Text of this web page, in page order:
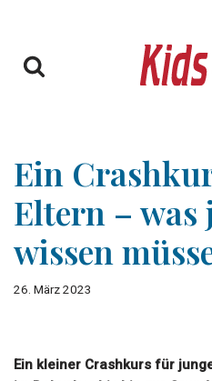
Inhalt
Ein
Eltern – was
wissen
26. März 2023
Ein kleiner Crashkurs für